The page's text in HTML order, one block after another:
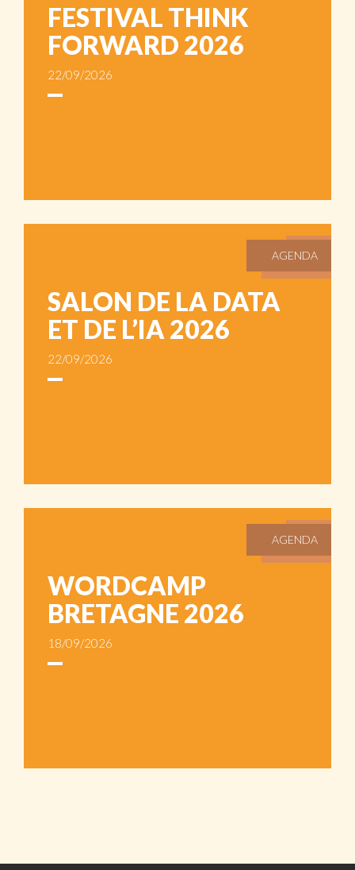
FESTIVAL THINK
FORWARD 2026
22/09/2026
AGENDA
SALON DE LA DATA
ET DE L’IA 2026
22/09/2026
AGENDA
WORDCAMP
BRETAGNE 2026
18/09/2026